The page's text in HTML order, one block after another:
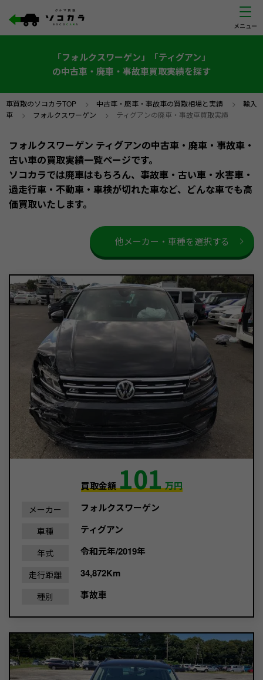
「フォルクスワーゲン」「ティグアン」
の中古車・廃車・事故車買取実績を探す
車買取のソコカラTOP > 中古車・廃車・事故車の買取相場と実績 > 輸入
車 > フォルクスワーゲン > ティグアンの廃車・事故車買取実績
フォルクスワーゲン ティグアンの中古車・廃車・事故車・
古い車の買取実績一覧ページです。
ソコカラでは廃車はもちろん、事故車・古い車・水害車・
過走行車・不動車・車検が切れた車など、どんな車でも高
価買取いたします。
他メーカー・車種を選択する
買取金額101万円
メーカー フォルクスワーゲン
車種 ティグアン
年式 令和元年/2019年
走行距離 34,872Km
種別 事故車